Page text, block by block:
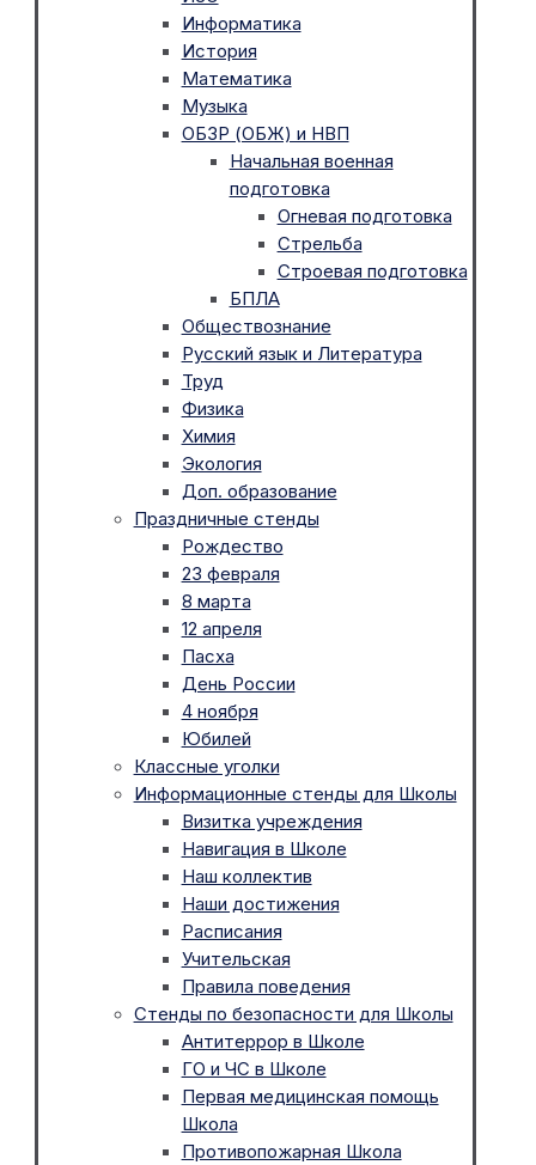
Информатика
История
Математика
Музыка
ОБЗР (ОБЖ) и НВП
Начальная военная
подготовка
Огневая подготовка
Стрельба
Строевая подготовка
БПЛА
Обществознание
Русский язык и Литература
Труд
Физика
Химия
Экология
Доп. образование
Праздничные стенды
Рождество
23 февраля
8 марта
12 апреля
Пасха
День России
4 ноября
Юбилей
Классные уголки
Информационные стенды для Школы
Визитка учреждения
Навигация в Школе
Наш коллектив
Наши достижения
Расписания
Учительская
Правила поведения
Стенды по безопасности для Школы
Антитеррор в Школе
ГО и ЧС в Школе
Первая медицинская помощь
Школа
Противопожарная Школа